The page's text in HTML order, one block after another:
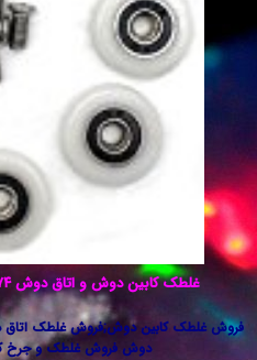
کابین دوش و اتاق دوش ۸۸۰۴۲۱۷۴
دوش;فروش غلطک اتاق دوش;فروش
دوش فروش غلطک و جرخ کابین دوش